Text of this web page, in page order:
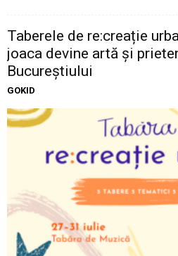
Taberele de re:creație
joaca devine artă și
Bucureștiului
GOKID